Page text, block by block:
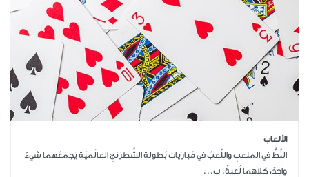
الألعاب
النَّطُّ في المَلعَبِ واللَّعِبُ في مُبارَياتِ بُطولةِ الشِّطرَنجِ العالَميّةِ يَجمَعُهما شيءٌ
واحِدٌ، كِلاهما لُعبةٌ. ب...